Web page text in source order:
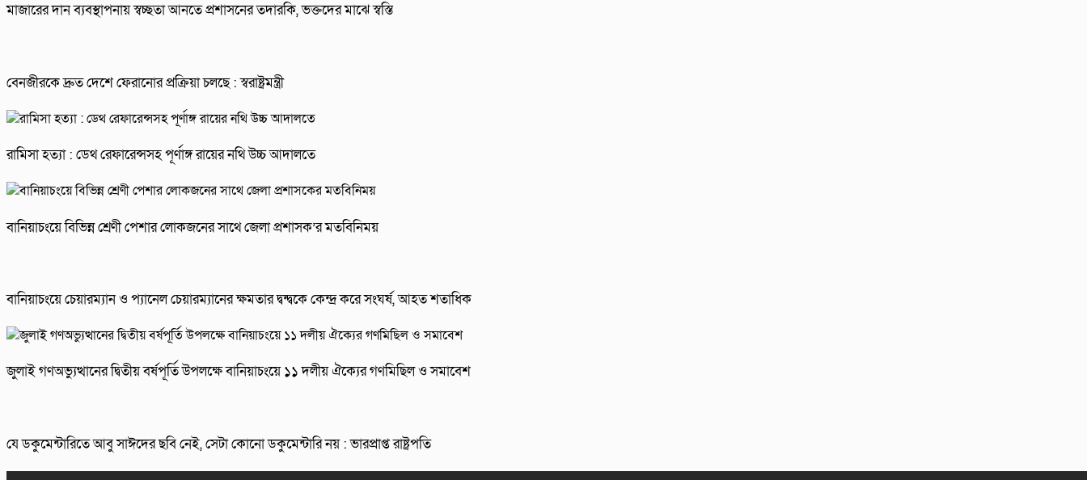
মাজারের দান ব্যবস্থাপনায় স্বচ্ছতা আনতে প্রশাসনের তদারকি, ভক্তদের মাঝে স্বস্তি
বেনজীরকে দ্রুত দেশে ফেরানোর প্রক্রিয়া চলছে : স্বরাষ্ট্রমন্ত্রী
রামিসা হত্যা : ডেথ রেফারেন্সসহ পূর্ণাঙ্গ রায়ের নথি উচ্চ আদালতে
বানিয়াচংয়ে বিভিন্ন শ্রেণী পেশার লোকজনের সাথে জেলা প্রশাসক’র মতবিনিময়
বানিয়াচংয়ে চেয়ারম্যান ও প্যানেল চেয়ারম্যানের ক্ষমতার দ্বন্দ্বকে কেন্দ্র করে সংঘর্ষ, আহত শতাধিক
জুলাই গণঅভ্যুত্থানের দ্বিতীয় বর্ষপূর্তি উপলক্ষে বানিয়াচংয়ে ১১ দলীয় ঐক্যের গণমিছিল ও সমাবেশ
যে ডকুমেন্টারিতে আবু সাঈদের ছবি নেই, সেটা কোনো ডকুমেন্টারি নয় : ভারপ্রাপ্ত রাষ্ট্রপতি